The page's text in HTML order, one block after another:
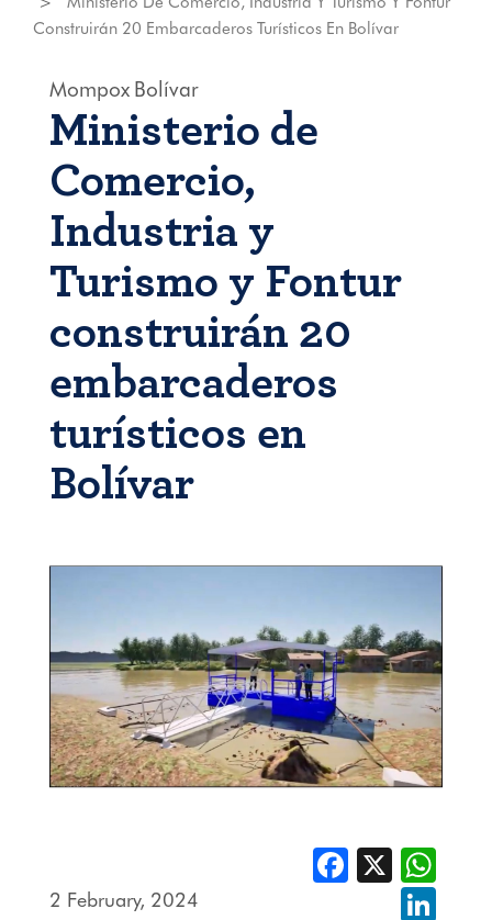
Construirán 20 Embarcaderos Turísticos En Bolívar
Mompox Bolívar
Ministerio de
Comercio,
Industria y
Turismo y Fontur
construirán 20
embarcaderos
turísticos en
Bolívar
2 February, 2024
Facebook
X